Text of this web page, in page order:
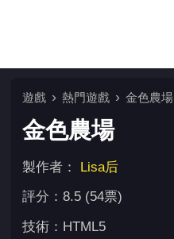
遊戲 熱門遊戲 金色農場
金色農場
製作者： Lisa后
評分：8.5 (54票)
技術：HTML5